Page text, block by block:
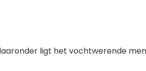
ligt het vochtwerende